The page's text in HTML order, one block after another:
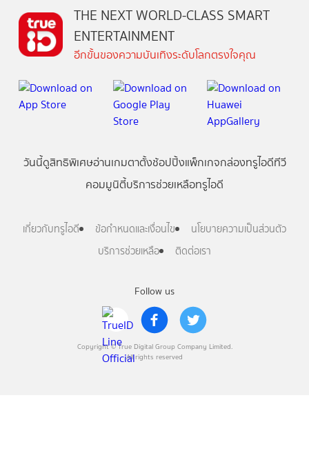
Follow us
Copyright © True Digital Group Company Limited.
All rights reserved
THE NEXT WORLD-CLASS SMART
ENTERTAINMENT
อีกขั้นของความบันเทิงระดับโลกตรงใจคุณ
วันนี้ดูสิทธิพิเศษอ่านเกมตาตั้งช้อปปิ้งแพ็กเกจกล่องทรูไอดีทีวี
คอมมูนิตี้บริการช่วยเหลือทรูไอดี
เกี่ยวกับทรูไอดี ข้อกำหนดและเงื่อนไข
นโยบายความเป็นส่วนตัว
บริการช่วยเหลือ
ติดต่อเรา